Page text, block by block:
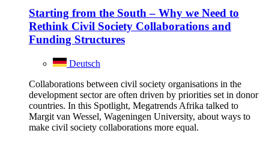
Starting from the South – Why we Need to
Rethink Civil Society Collaborations and
Funding Structures
Deutsch
Collaborations between civil society organisations in the
development sector are often driven by priorities set in donor
countries. In this Spotlight, Megatrends Afrika talked to
Margit van Wessel, Wageningen University, about ways to
make civil society collaborations more equal.